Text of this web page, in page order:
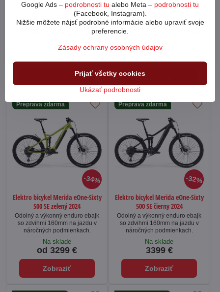
Elektro bicykel Merida eOne-
Forty 475 šedý 2024
Celoodpružený ebajk pre
celodenné výjazdy v teréne.
Na sklade
Elektro bicykel Merida eOne-
Forty 675 šedý 2024
Celoodpružený ebajk s
výkonným motorom Shimano a
Na sklade
Zobraziť
34%
Preprava zdarma
Elektro bicykel Merida eOne-Sixty
500 SE zelený 2024
Odolný a výkonný enduro ebajk
so zdvihmi 160mm na jazdu v
náročných podmienkach.
Na sklade
od 3299 €
Zobraziť
32%
Preprava zdarma
Elektro bicykel Merida eOne-Sixty
500 SE čierny 2024
Odolný a výkonný enduro ebajk
so zdvihmi 160mm na jazdu v
náročných podmienkach.
Na sklade
3399 €
Zobraziť
Google Ads – podrobnosti tu alebo Meta – podrobnosti tu
(Facebook, Instagram).
Nižšie môžete nájsť podrobné informácie alebo upraviť svoje
preferencie.
Zásady ochrany osobných údajov
Ukázať podrobnosti
Prijať všetky cookies